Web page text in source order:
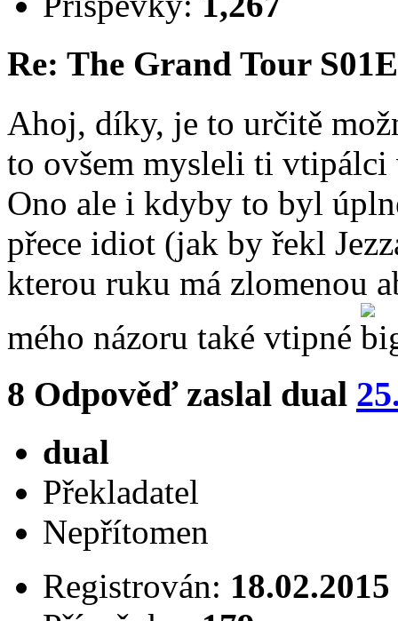
Re: The Grand Tour
Ahoj, díky, je to určitě
to ovšem mysleli ti vtipálci
Ono ale i kdyby to byl
přece idiot (jak by řekl
kterou ruku má zlomenou
mého názoru také vtipné
8 Odpověď zaslal dual
dual
Překladatel
Nepřítomen
Registrován: 18.02.2015